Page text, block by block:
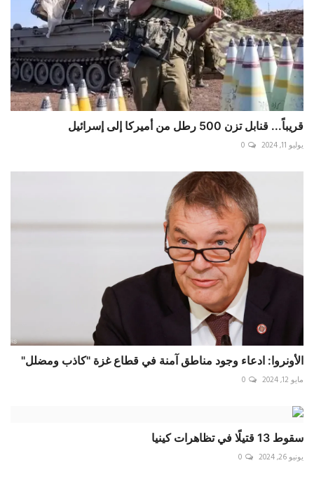
قريباً... قنابل تزن 500 رطل من أميركا إلى إسرائيل
يوليو 11, 2024 0
الأونروا: ادعاء وجود مناطق آمنة في قطاع غزة "كاذب ومضلل"
مايو 12, 2024 0
سقوط 13 قتيلًا في تظاهرات كينيا
يونيو 26, 2024 0